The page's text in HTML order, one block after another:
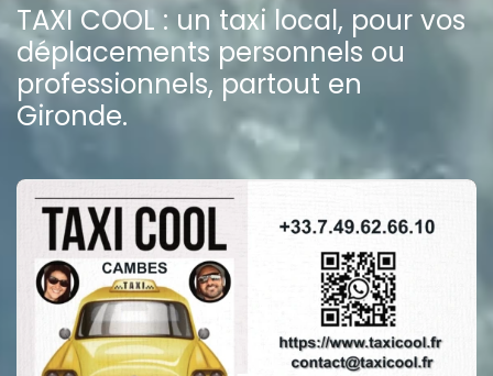
TAXI COOL : un taxi local, pour vos
déplacements personnels ou
professionnels, partout en
Gironde.